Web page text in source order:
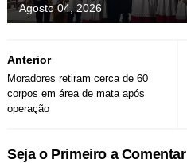
Agosto 04, 2026
Anterior
Moradores retiram cerca de 60
corpos em área de mata após
operação
Seja o Primeiro a Comentar